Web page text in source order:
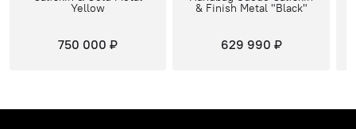
Yellow
750 000 ₽
& Finish Metal "Black"
629 990 ₽